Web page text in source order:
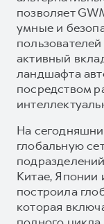
позволяет
умные и
активный
ландшафта
посредством
На
глобальную
Китае, Японии
построила
которая